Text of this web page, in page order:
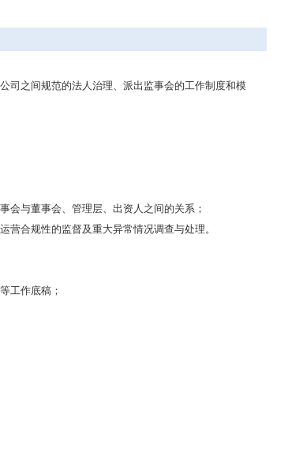
司之间规范的法人治理、派出监事会的工作制度和模
会与董事会、管理层、出资人之间的关系；
营合规性的监督及重大异常情况调查与处理。
工作底稿；